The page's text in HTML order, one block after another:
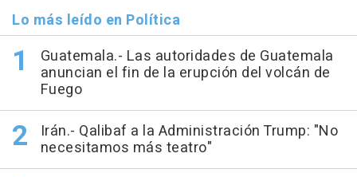
Lo más leído en Política
Guatemala.- Las autoridades de Guatemala
anuncian el fin de la erupción del volcán de
Fuego
Irán.- Qalibaf a la Administración Trump: "No
necesitamos más teatro"